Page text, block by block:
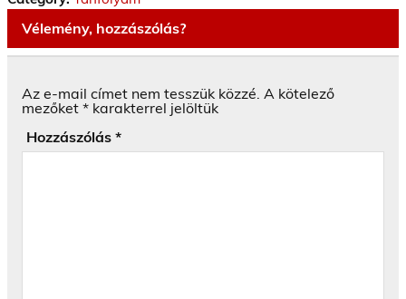
Vélemény, hozzászólás?
Az e-mail címet nem tesszük közzé. A kötelező
mezőket * karakterrel jelöltük
Hozzászólás *